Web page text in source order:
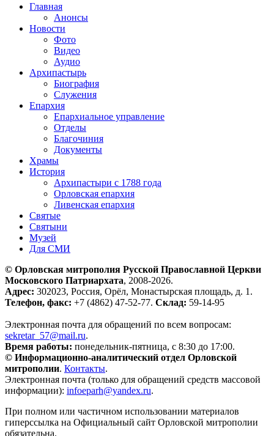
Главная
Анонсы
Новости
Фото
Видео
Аудио
Архипастырь
Биография
Служения
Епархия
Епархиальное управление
Отделы
Благочиния
Документы
Храмы
История
Архипастыри с 1788 года
Орловская епархия
Ливенская епархия
Святые
Святыни
Музей
Для СМИ
© Орловская митрополия Русской Православной Церкви
Московского Патриархата, 2008-2026.
Адрес: 302023, Россия, Орёл, Монастырская площадь, д. 1.
Телефон, факс: +7 (4862) 47-52-77. Склад: 59-14-95
Электронная почта для обращений по всем вопросам:
sekretar_57@mail.ru.
Время работы: понедельник-пятница, с 8:30 до 17:00.
© Информационно-аналитический отдел Орловской
митрополии. Контакты.
Электронная почта (только для обращений средств массовой
информации): infoeparh@yandex.ru.
При полном или частичном использовании материалов
гиперссылка на Официальный сайт Орловской митрополии
обязательна.